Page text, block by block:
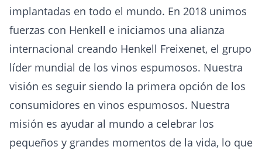
implantadas en todo el mundo. En 2018 unimos
fuerzas con Henkell e iniciamos una alianza
internacional creando Henkell Freixenet, el grupo
líder mundial de los vinos espumosos. Nuestra
visión es seguir siendo la primera opción de los
consumidores en vinos espumosos. Nuestra
misión es ayudar al mundo a celebrar los
pequeños y grandes momentos de la vida, lo que